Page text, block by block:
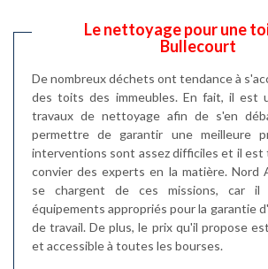
Le nettoyage pour une
Bullecourt
De nombreux déchets ont tendance à
des toits des immeubles. En fait, il est
travaux de nettoyage afin de s'en
permettre de garantir une meilleure
interventions sont assez difficiles et il
convier des experts en la matière. Nord
se chargent de ces missions, car
équipements appropriés pour la garantie
de travail. De plus, le prix qu'il propose
et accessible à toutes les bourses.